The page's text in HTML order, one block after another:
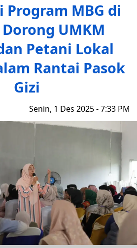
Program MBG di
UMKM
Petani Lokal
Rantai Pasok
Gizi
Senin, 1 Des 2025 - 7:33 PM